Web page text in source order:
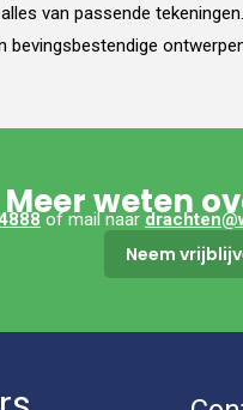
van passende
bevingsbestendige
Meer weten
of mail naar
Neem